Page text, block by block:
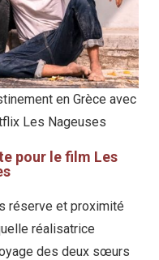
en Grèce avec
Les Nageuses
pour le film Les
réserve et proximité
réalisatrice
des deux sœurs